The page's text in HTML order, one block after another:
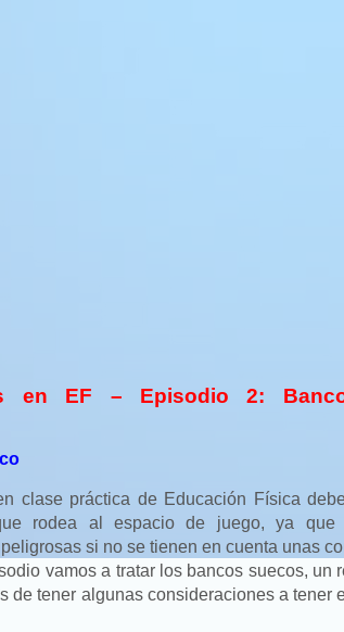
en EF – Episodio 2:
clase práctica de Educación Física
rodea al espacio de juego, ya que
si no se tienen en cuenta unas
vamos a tratar los bancos suecos, un
de tener algunas consideraciones a tener